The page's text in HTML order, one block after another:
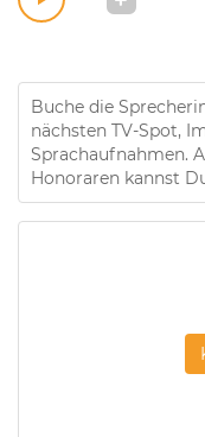
Buche die
nächsten TV-Spot,
Sprachaufnahmen.
Honoraren kannst